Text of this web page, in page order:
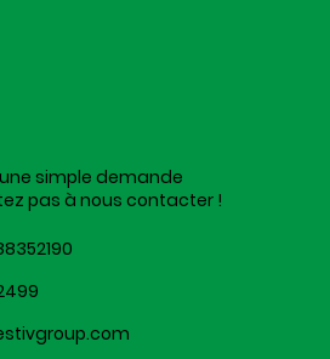
simple demande
pas à nous contacter !